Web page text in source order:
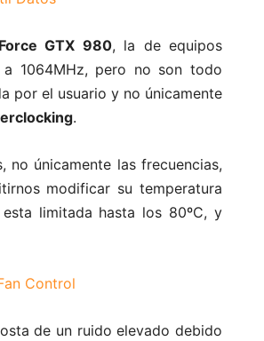
GTX 980, la de equipos
1064MHz, pero no son todo
por el usuario y no únicamente
.
únicamente las frecuencias,
modificar su temperatura
limitada hasta los 80ºC, y
de un ruido elevado debido